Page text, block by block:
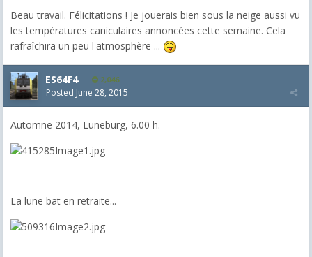
Beau travail. Félicitations ! Je jouerais bien sous la neige aussi vu
les températures caniculaires annoncées cette semaine. Cela
rafraîchira un peu l'atmosphère ...
ES64F4 2,046
Posted June 28, 2015
Automne 2014, Luneburg, 6.00 h.
La lune bat en retraite...